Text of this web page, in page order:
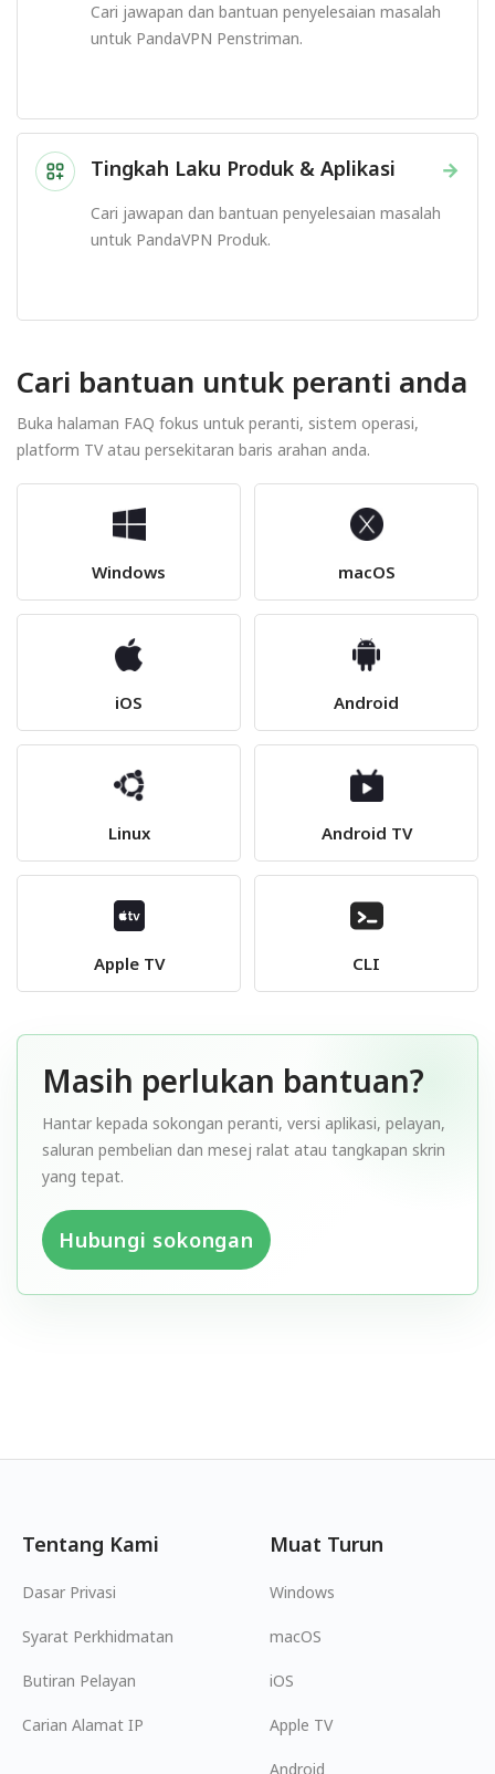
Cari jawapan dan bantuan penyelesaian masalah
untuk PandaVPN Penstriman.
→
Tingkah Laku Produk & Aplikasi
Cari jawapan dan bantuan penyelesaian masalah
untuk PandaVPN Produk.
Cari bantuan untuk peranti anda
Buka halaman FAQ fokus untuk peranti, sistem operasi,
platform TV atau persekitaran baris arahan anda.
Windows macOS
iOS Android
Linux Android TV
Apple TV CLI
Masih perlukan bantuan?
Hantar kepada sokongan peranti, versi aplikasi, pelayan,
saluran pembelian dan mesej ralat atau tangkapan skrin
yang tepat.
Hubungi sokongan
Tentang Kami
Dasar Privasi
Syarat Perkhidmatan
Butiran Pelayan
Carian Alamat IP
Muat Turun
Windows
macOS
iOS
Apple TV
Android